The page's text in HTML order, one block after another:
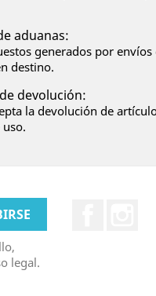
aduanas:
generados por
destino.
devolución:
la devolución de
legal.